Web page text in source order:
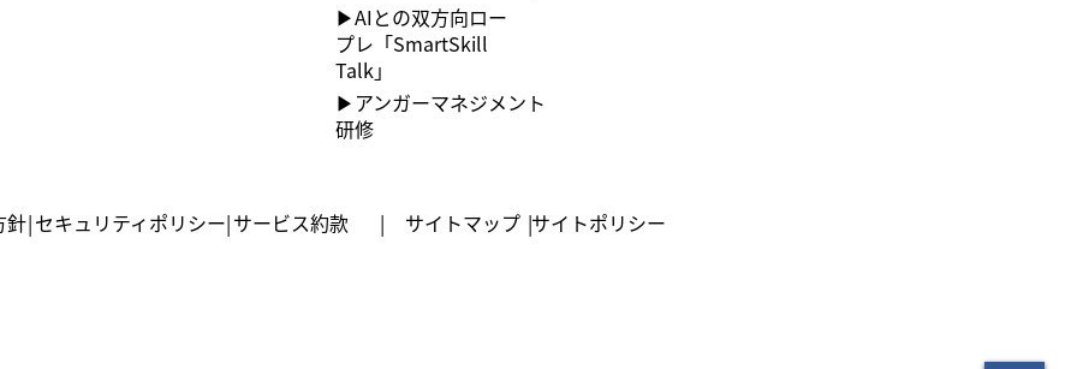
▶AIとの双方向ロー
プレ「SmartSkill
Talk」
​▶アンガーマネジメント
研修
サイトマップ サイトポリシー
| |
針 セキュリティポリシー サービス約款
| |